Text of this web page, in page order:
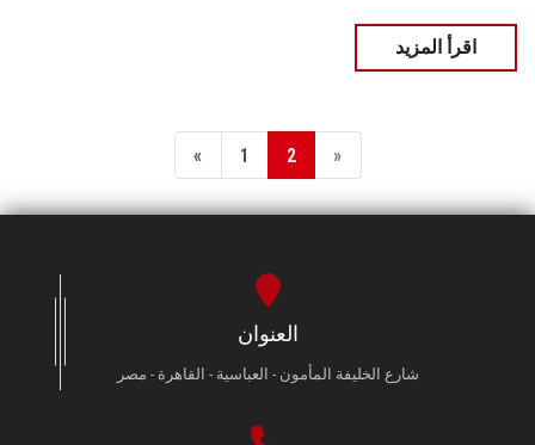
اقرأ المزيد
« 1 2 »
العنوان
شارع الخليفة المأمون - العباسية - القاهرة - مصر